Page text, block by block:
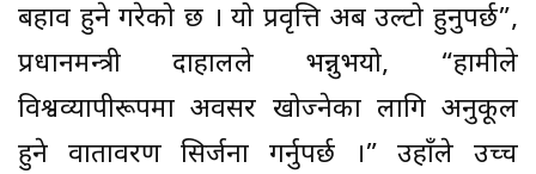
बहाव हुने गरेको छ । यो प्रवृत्ति अब उल्टो हुनुपर्छ”,
प्रधानमन्त्री दाहालले भन्नुभयो, “हामीले
विश्वव्यापीरूपमा अवसर खोज्नेका लागि अनुकूल
हुने वातावरण सिर्जना गर्नुपर्छ ।” उहाँले उच्च